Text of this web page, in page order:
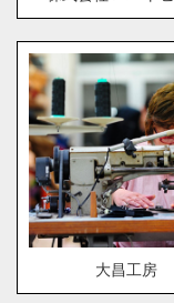
大昌工房